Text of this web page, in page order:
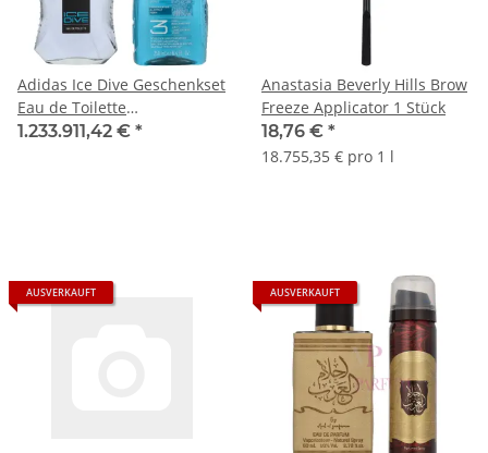
Adidas Ice Dive Geschenkset
Eau de Toilette
100ml/Shower Gel 250ml
1.233.911,42 € *
Anastasia Beverly Hills Brow
Freeze Applicator 1 Stück
18,76 € *
18.755,35 € pro 1 l
AUSVERKAUFT AUSVERKAUFT